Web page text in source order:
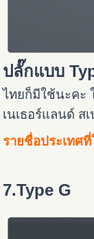
ปลั๊กแบบ
ไทยก็มีใช้นะคะ
เนเธอร์แลนด์ ส
รายชื่อประเทศ
7.Type G